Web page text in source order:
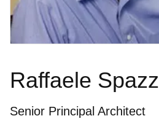
Raffaele
Senior Principal Architect